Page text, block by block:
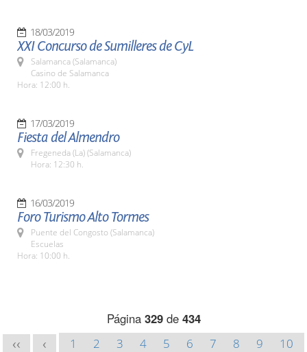
18/03/2019
XXI Concurso de Sumilleres de CyL
Salamanca (Salamanca)
Casino de Salamanca
Hora: 12:00 h.
17/03/2019
Fiesta del Almendro
Fregeneda (La) (Salamanca)
Hora: 12:30 h.
16/03/2019
Foro Turismo Alto Tormes
Puente del Congosto (Salamanca)
Escuelas
Hora: 10:00 h.
Página 329de 434
<< < 1 2 3 4 5 6 7 8 9
10